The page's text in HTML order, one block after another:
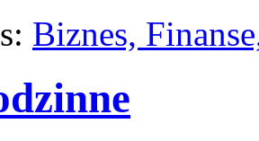
Biznes,